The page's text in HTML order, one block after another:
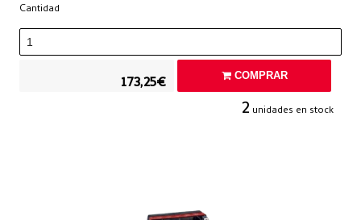
Cantidad
173,25€ COMPRAR
2 unidades en stock